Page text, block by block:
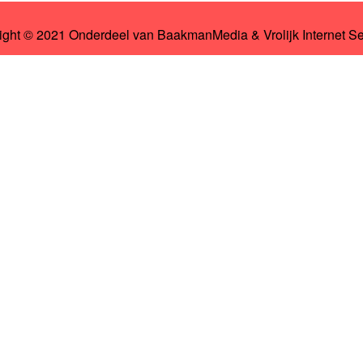
© 2021 Onderdeel van BaakmanMedia& Vrolijk Internet